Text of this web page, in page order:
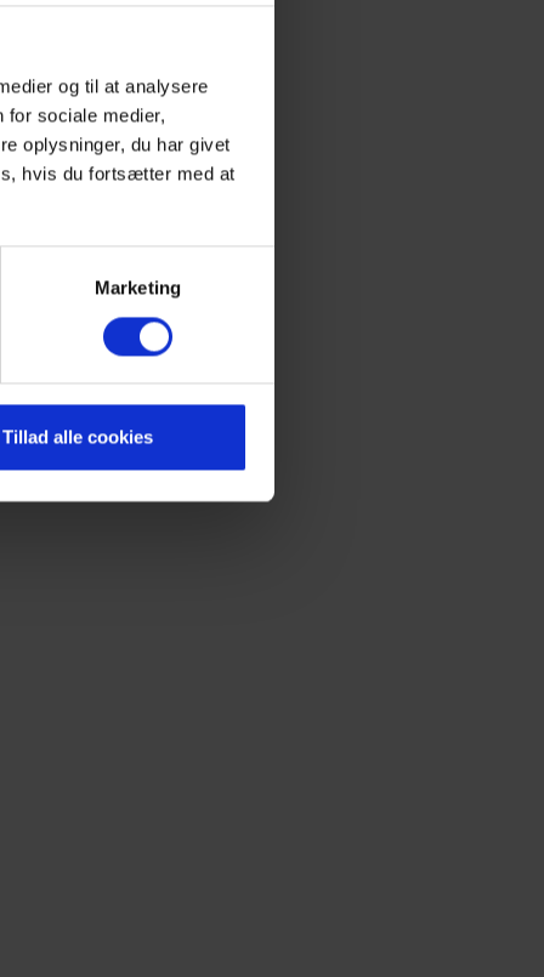
og til at analysere
for sociale medier,
oplysninger, du har givet
hvis du fortsætter med at
Marketing
Tillad alle cookies